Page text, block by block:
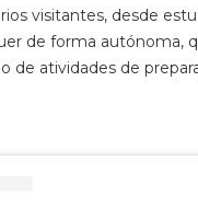
visitantes, desde
de forma autónoma,
de atividades de